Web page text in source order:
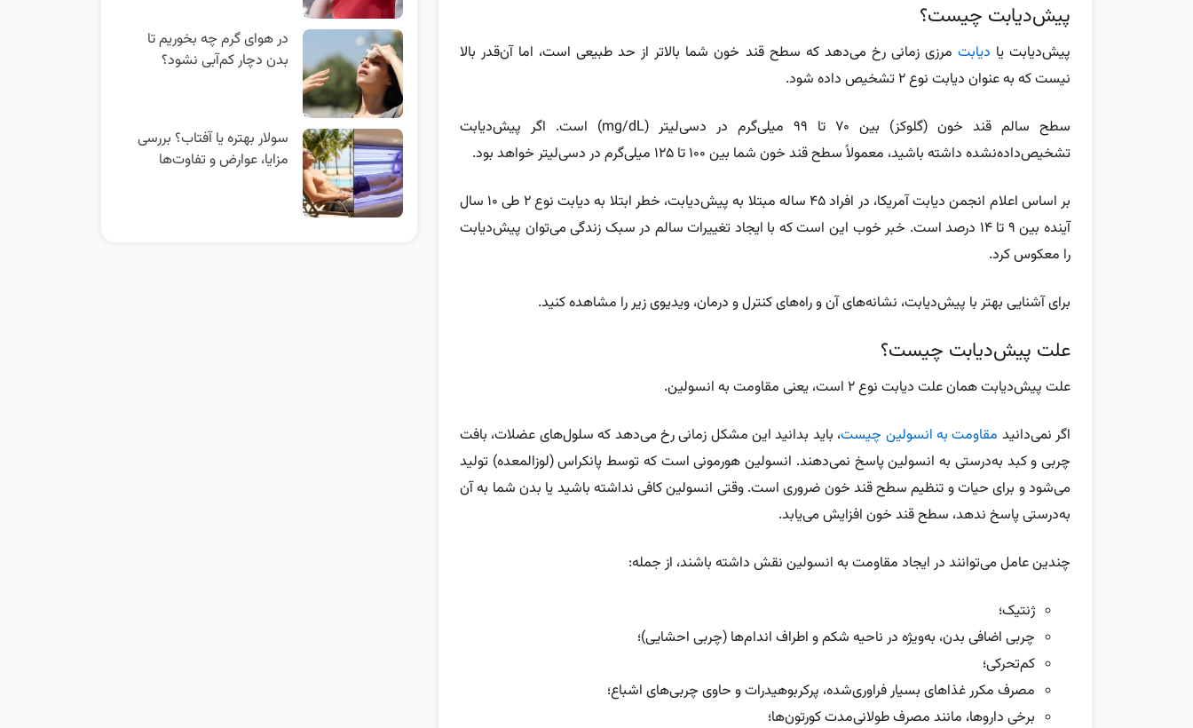
پیش‌دیابت چیست؟
پیش‌دیابت یا دیابت مرزی زمانی رخ می‌دهد که سطح قند خون شما بالاتر از حد طبیعی است، اما آن‌قدر بالا
نیست که به عنوان دیابت نوع ۲ تشخیص داده شود.
سطح سالم قند خون (گلوکز) بین ۷۰ تا ۹۹ میلی‌گرم در دسی‌لیتر (mg/dL) است. اگر پیش‌دیابت
تشخیص‌داده‌نشده داشته باشید، معمولاً سطح قند خون شما بین ۱۰۰ تا ۱۲۵ میلی‌گرم در دسی‌لیتر خواهد بود.
بر اساس اعلام انجمن دیابت آمریکا، در افراد ۴۵ ساله مبتلا به پیش‌دیابت، خطر ابتلا به دیابت نوع ۲ طی ۱۰ سال
آینده بین ۹ تا ۱۴ درصد است. خبر خوب این است که با ایجاد تغییرات سالم در سبک زندگی می‌توان پیش‌دیابت
را معکوس کرد.
برای آشنایی بهتر با پیش‌دیابت، نشانه‌های آن و راه‌های کنترل و درمان، ویدیوی زیر را مشاهده کنید.
علت پیش‌دیابت چیست؟
علت پیش‌دیابت همان علت دیابت نوع ۲ است، یعنی مقاومت به انسولین.
اگر نمی‌دانید مقاومت به انسولین چیست، باید بدانید این مشکل زمانی رخ می‌دهد که سلول‌های عضلات، بافت
چربی و کبد به‌درستی به انسولین پاسخ نمی‌دهند. انسولین هورمونی است که توسط پانکراس (لوزالمعده) تولید
می‌شود و برای حیات و تنظیم سطح قند خون ضروری است. وقتی انسولین کافی نداشته باشید یا بدن شما به آن
به‌درستی پاسخ ندهد، سطح قند خون افزایش می‌یابد.
چندین عامل می‌توانند در ایجاد مقاومت به انسولین نقش داشته باشند، از جمله:
ژنتیک؛
چربی اضافی بدن، به‌ویژه در ناحیه شکم و اطراف اندام‌ها (چربی احشایی)؛
کم‌تحرکی؛
مصرف مکرر غذاهای بسیار فراوری‌شده، پرکربوهیدرات و حاوی چربی‌های اشباع؛
برخی داروها، مانند مصرف طولانی‌مدت کورتون‌ها؛
در هوای گرم چه بخوریم تا
بدن دچار کم‌آبی نشود؟
سولار بهتره یا آفتاب؟ بررسی
مزایا، عوارض و تفاوت‌ها